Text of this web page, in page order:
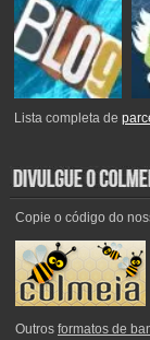
Lista completa de
Copie o código do
Outros formatos de